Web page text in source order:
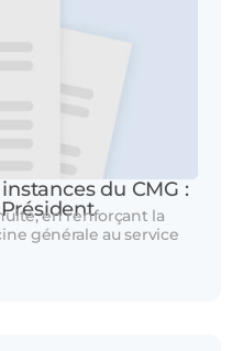
du CMG :
en renforçant la
générale au service